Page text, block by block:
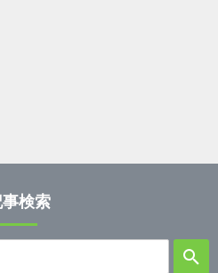
検索